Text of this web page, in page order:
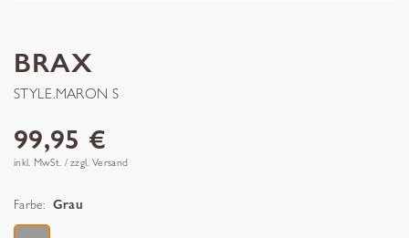
BRAX
STYLE.MARON S
99,95 €
inkl. MwSt. / zzgl. Versand
Farbe: Grau